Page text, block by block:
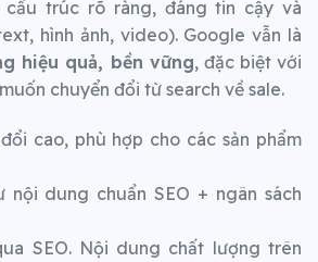
cấu trúc rõ ràng, đáng tin cậy và
hình ảnh, video). Google vẫn là
hiệu quả, bền vững, đặc biệt với
chuyển đổi từ search về sale.
cao, phù hợp cho các sản phẩm
nội dung chuẩn SEO + ngân sách
SEO. Nội dung chất lượng trên